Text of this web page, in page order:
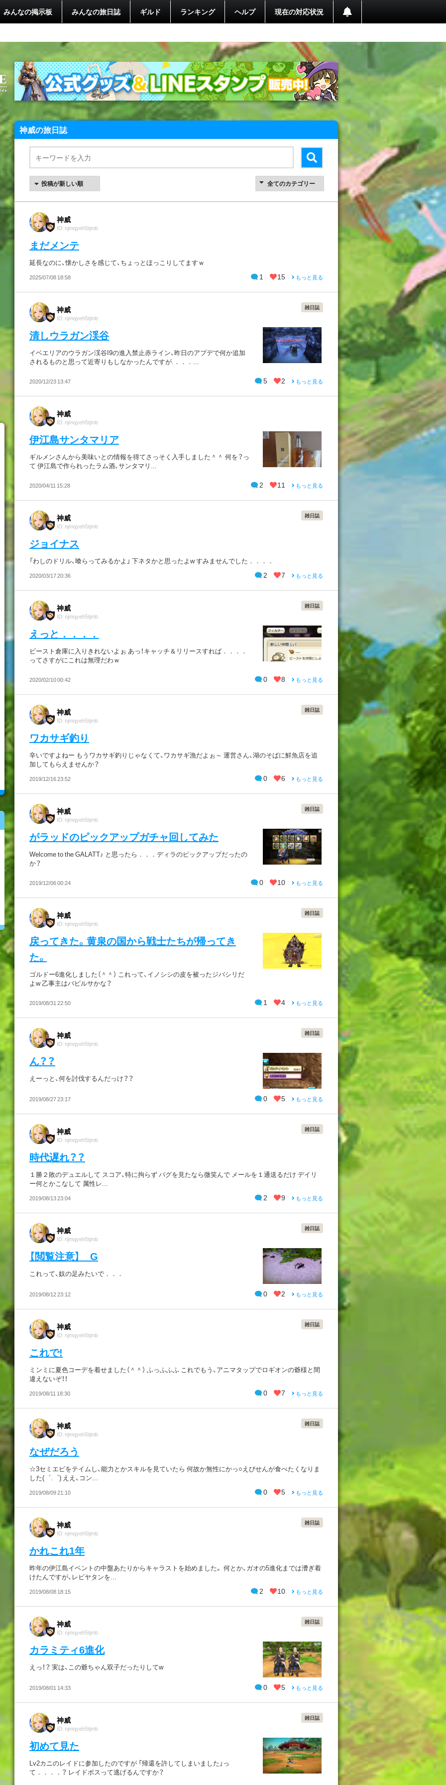
みんなの掲示板 みんなの旅日誌 ギルド ランキング ヘルプ 現在の対応状況
神威の旅日誌
神威
ID: njmqyeh5tjmb
まだメンテ
延長なのに、懐かしさを感じて、ちょっとほっこりしてますｗ
2025/07/08 18:58 1 15 もっと見る
神威
ID: njmqyeh5tjmb
雑日誌
清しウラガン渓谷
イベエリアのウラガン渓谷I9の進入禁止赤ライン、昨日のアプデで何か追加
されるものと思って近寄りもしなかったんですが.．．．...
2020/12/23 13:47 5 2 もっと見る
神威
ID: njmqyeh5tjmb
伊江島サンタマリア
ギルメンさんから美味いとの情報を得てさっそく入手しました＾＾ 何を？っ
て 伊江島で作られったラム酒、サンタマリ...
2020/04/11 15:28 2 11 もっと見る
神威
ID: njmqyeh5tjmb
雑日誌
ジョイナス
「わしのドリル、喰らってみるかよ」 下ネタかと思ったよw すみませんでした．．．．
2020/03/17 20:36 2 7 もっと見る
神威
ID: njmqyeh5tjmb
雑日誌
えっと．．．．
ビースト倉庫に入りきれないよぉ あっ！キャッチ＆リリースすれば．．．．
ってさすがにこれは無理だわｗ
2020/02/10 00:42 0 8 もっと見る
神威
ID: njmqyeh5tjmb
雑日誌
ワカサギ釣り
辛いですよねー もうワカサギ釣りじゃなくて、ワカサギ漁だよぉ～ 運営さん、湖のそばに鮮魚店を追
加してもらえませんか？
2019/12/16 23:52 0 6 もっと見る
神威
ID: njmqyeh5tjmb
雑日誌
がラッドのピックアップガチャ回してみた
Welcome to the GALATT♪ と思ったら．．．ディラのピックアップだったの
か？
2019/12/06 00:24 0 10 もっと見る
神威
ID: njmqyeh5tjmb
雑日誌
戻ってきた。黄泉の国から戦士たちが帰ってき
た。
ゴルドー6進化しました（＾＾） これって、イノシシの皮を被ったジバシリだ
よw 乙事主はバビルサかな？
2019/08/31 22:50 1 4 もっと見る
神威
ID: njmqyeh5tjmb
雑日誌
ん？？
えーっと、何を討伐するんだっけ？？
2019/08/27 23:17 0 5 もっと見る
神威
ID: njmqyeh5tjmb
雑日誌
時代遅れ？？
１勝２敗のデュエルして スコア、特に拘らず バグを見たなら微笑んで メールを１通送るだけ デイリ
ー何とかこなして 属性レ...
2019/08/13 23:04 2 9 もっと見る
神威
ID: njmqyeh5tjmb
雑日誌
【閲覧注意】 G
これって、奴の足みたいで．．．
2019/08/12 23:12 0 2 もっと見る
神威
ID: njmqyeh5tjmb
雑日誌
これで!
ミンミに夏色コーデを着せました（＾＾） ふっふふふ これでもう、アニマタップでロギオンの爺様と間
違えないぞ！！
2019/08/11 18:30 0 7 もっと見る
神威
ID: njmqyeh5tjmb
雑日誌
なぜだろう
☆3セミエビをテイムし、能力とかスキルを見ていたら 何故か無性にかっ○えびせんが食べたくなりま
した(゜.゜) ええ、コン...
2019/08/09 21:10 0 5 もっと見る
神威
ID: njmqyeh5tjmb
雑日誌
かれこれ1年
昨年の伊江島イベントの中盤あたりからキャラストを始めました。 何とか、ガオの5進化までは漕ぎ着
けたんですが、レビヤタンを...
2019/08/08 18:15 2 10 もっと見る
神威
ID: njmqyeh5tjmb
雑日誌
カラミティ6進化
えっ！？ 実は、この爺ちゃん双子だったりしてw
2019/08/01 14:33 0 5 もっと見る
神威
ID: njmqyeh5tjmb
雑日誌
初めて見た
Lv2カニのレイドに参加したのですが 「帰還を許してしまいました」っ
て．．．．？ レイドボスって逃げるんですか？